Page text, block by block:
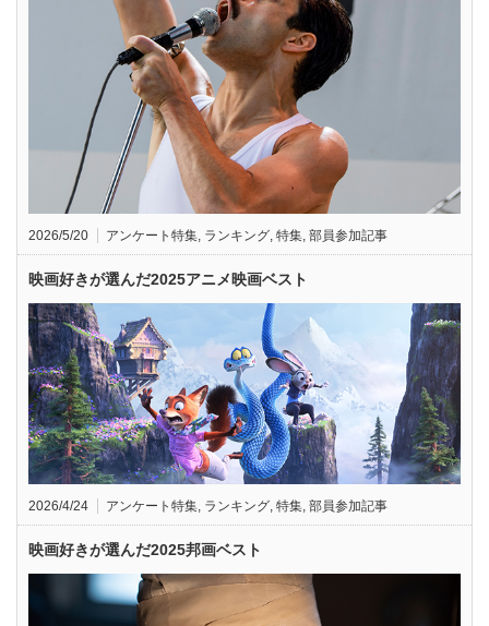
2026/5/20 アンケート特集, ランキング, 特集, 部員参加記事
映画好きが選んだ2025アニメ映画ベスト
2026/4/24 アンケート特集, ランキング, 特集, 部員参加記事
映画好きが選んだ2025邦画ベスト